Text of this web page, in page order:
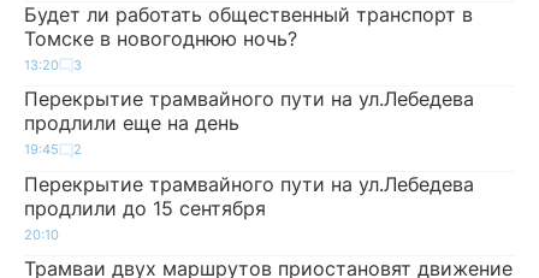
Будет ли работать общественный транспорт в
Томске в новогоднюю ночь?
13:20 3
Перекрытие трамвайного пути на ул.Лебедева
продлили еще на день
19:45 2
Перекрытие трамвайного пути на ул.Лебедева
продлили до 15 сентября
20:10
Трамваи двух маршрутов приостановят движение